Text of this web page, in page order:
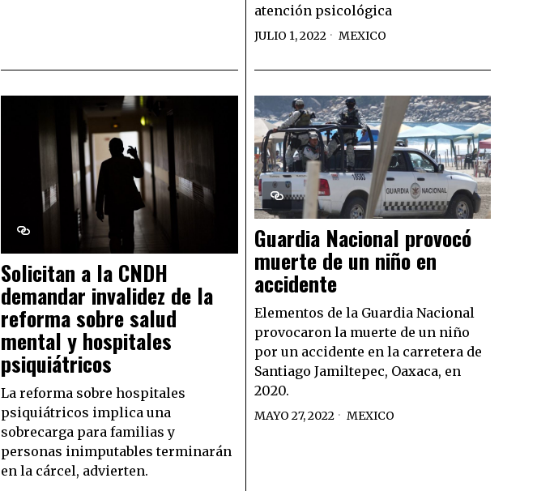
atención psicológica
JULIO 1, 2022 MEXICO
Solicitan a la CNDH
demandar invalidez de la
reforma sobre salud
mental y hospitales
psiquiátricos
La reforma sobre hospitales
psiquiátricos implica una
sobrecarga para familias y
personas inimputables terminarán
en la cárcel, advierten.
Guardia Nacional provocó
muerte de un niño en
accidente
Elementos de la Guardia Nacional
provocaron la muerte de un niño
por un accidente en la carretera de
Santiago Jamiltepec, Oaxaca, en
2020.
MAYO 27, 2022 MEXICO